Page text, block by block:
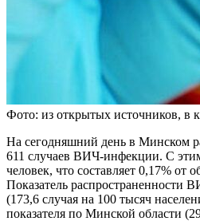
Фото: из открытых источников, в
На сегодняшний день в Минском
611 случаев ВИЧ-инфекции. С
человек, что составляет 0,17% от
Показатель распространенности
(173,6 случая на 100 тысяч
показателя по Минской области